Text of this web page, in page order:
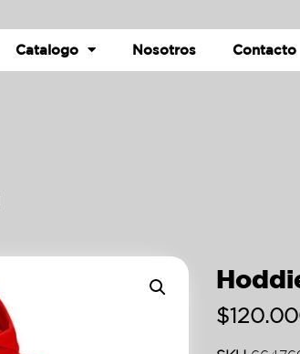
Catalogo Nosotros Contacto
$